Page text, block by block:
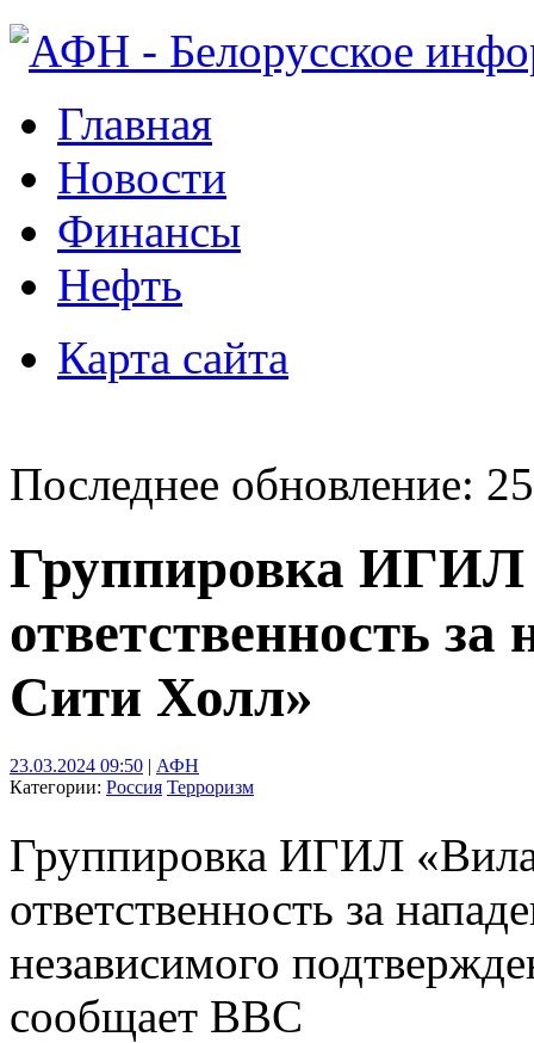
Главная
Новости
Финансы
Нефть
Карта сайта
Последнее обновление:
Группировка ИГИЛ
ответственность
Сити Холл»
23.03.2024 09:50 | АФН
Категории: Россия Терроризм
Группировка ИГИЛ
ответственность за
независимого
сообщает BBC